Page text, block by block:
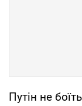
Путін не